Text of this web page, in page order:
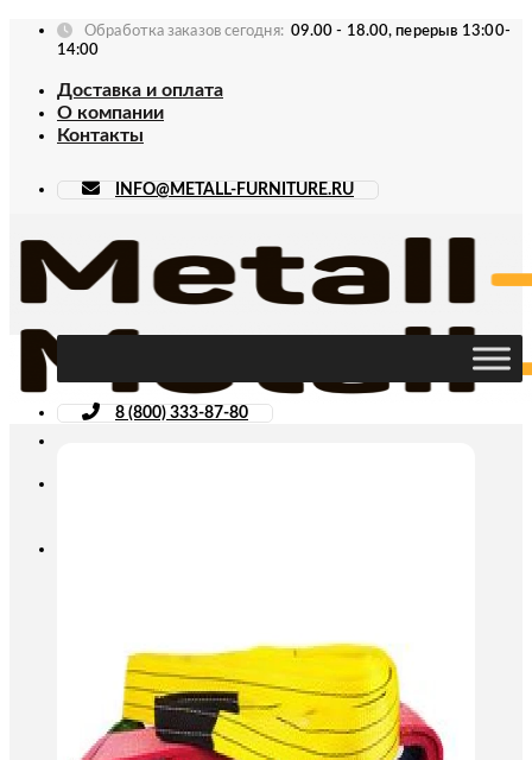
Skip
Обработка заказов сегодня: 09.00 - 18.00, перерыв 13:00-
14:00
Доставка и оплата
О компании
Контакты
INFO@METALL-FURNITURE.RU
8 (800) 333-87-80